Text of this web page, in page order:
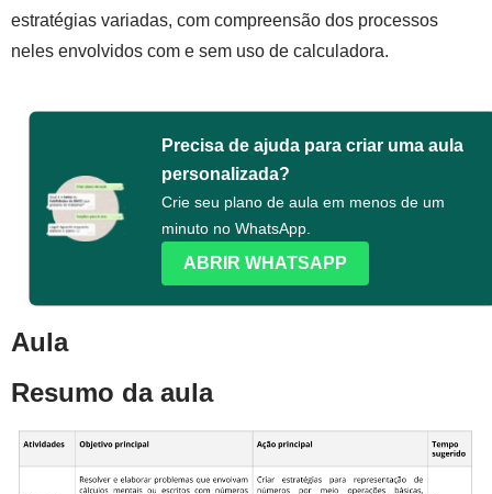
estratégias variadas, com compreensão dos processos
neles envolvidos com e sem uso de calculadora.
Precisa de ajuda para criar uma aula
personalizada?
Crie seu plano de aula em menos de um
minuto no WhatsApp.
ABRIR WHATSAPP
Aula
Resumo da aula